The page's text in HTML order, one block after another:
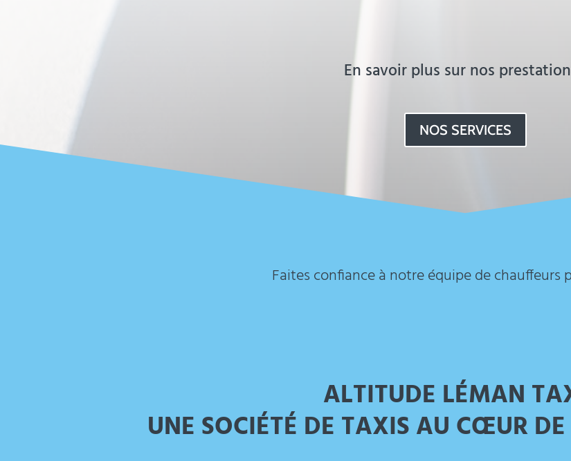
En savoir plus sur nos
NOS SERVICES
Faites confiance à notre équipe de chauffeurs
ALTITUDE LÉMAN
UNE SOCIÉTÉ DE TAXIS AU CŒUR